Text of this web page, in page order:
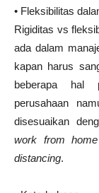
• Fleksibilitas
Rigiditas vs
ada dalam
kapan harus
beberapa hal
perusahaan
disesuaikan
work from home
distancing.